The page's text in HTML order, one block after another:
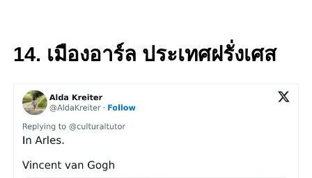
14. เมืองอาร์ล ประเทศฝรั่งเศส